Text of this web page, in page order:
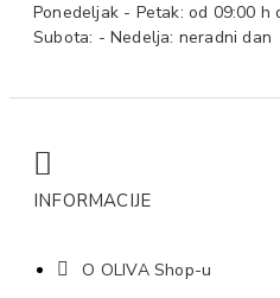
Ponedeljak - Petak: od 09:00 h
Subota: - Nedelja: neradni dan
INFORMACIJE
O OLIVA Shop-u